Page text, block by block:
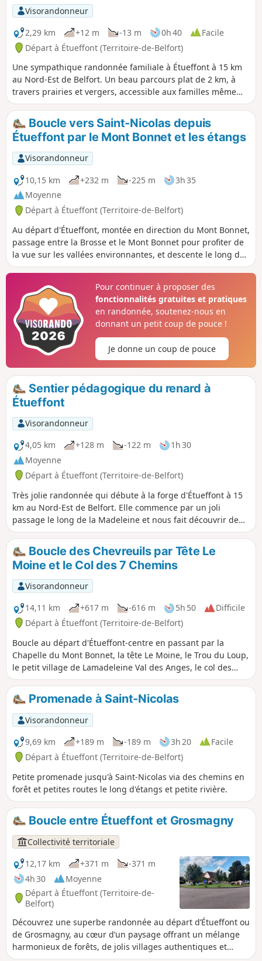
Visorandonneur
2,29 km
+12 m -13 m 0h 40
Facile
Départ à Étueffont (Territoire-de-Belfort)
Une sympathique randonnée familiale à Étueffont à 15 km
au Nord-Est de Belfort. Un beau parcours plat de 2 km, à
travers prairies et vergers, accessible aux familles même
avec une poussette. Le circuit est balisé.
Boucle vers Saint-Nicolas depuis
Étueffont par le Mont Bonnet et les étangs
Visorandonneur
10,15 km
+232 m -225 m
3h 35
Moyenne
Départ à Étueffont (Territoire-de-Belfort)
Au départ d'Étueffont, montée en direction du Mont Bonnet,
passage entre la Brosse et le Mont Bonnet pour profiter de
la vue sur les vallées environnantes, et descente le long des
étangs, puis suivi de la rivière Saint-Nicolas jusqu'à la
route direction Étueffont et en empruntant le sentier balisé
Anneau Rouge, et plus loin un sentier non balisé puis,
depuis la ferme des Échancées, le Chemin de Découverte
du Renard.
Pour continuer à proposer des
fonctionnalités gratuites et pratiques
en randonnée, soutenez-nous en
donnant un petit coup de pouce !
Je donne un coup de pouce
Sentier pédagogique du renard à
Étueffont
Visorandonneur
4,05 km
+128 m -122 m
1h 30
Moyenne
Départ à Étueffont (Territoire-de-Belfort)
Très jolie randonnée qui débute à la forge d'Étueffont à 15
km au Nord-Est de Belfort. Elle commence par un joli
passage le long de la Madeleine et nous fait découvrir de
superbes paysages de forêts et de prairies d'altitude. À la
chapelle du Mont Bonnet vous découvrirez un morceau de
notre histoire.
Boucle des Chevreuils par Tête Le
Moine et le Col des 7 Chemins
Visorandonneur
14,11 km
+617 m -616 m 5h 50
Difficile
Départ à Étueffont (Territoire-de-Belfort)
Boucle au départ d'Étueffont-centre en passant par la
Chapelle du Mont Bonnet, la tête Le Moine, le Trou du Loup,
le petit village de Lamadeleine Val des Anges, le col des
Sept Chemins (abri ouvert), la Tête des Mineurs et le lieu-dit
Le Châtelat.Suivre le balisage du Club Vosgien "Anneau
Jaune".Promenade à Saint-Nicolas
Visorandonneur
9,69 km
+189 m -189 m 3h 20
Facile
Départ à Étueffont (Territoire-de-Belfort)
Petite promenade jusqu'à Saint-Nicolas via des chemins en
forêt et petites routes le long d'étangs et petite rivière.
Boucle entre Étueffont et Grosmagny
Collectivité territoriale
12,17 km
+371 m
-371 m
4h 30
Moyenne
Départ à Étueffont (Territoire-de-
Belfort)
Découvrez une superbe randonnée au départ d’Étueffont ou
de Grosmagny, au cœur d’un paysage offrant un mélange
harmonieux de forêts, de jolis villages authentiques et